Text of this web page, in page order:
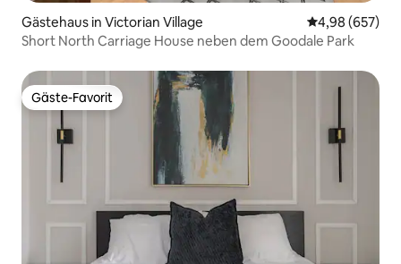
Gästehaus in Victorian Village
4,98 (657)
Short North Carriage House neben dem Goodale Park
Gäste-Favorit
Gäste-Favorit